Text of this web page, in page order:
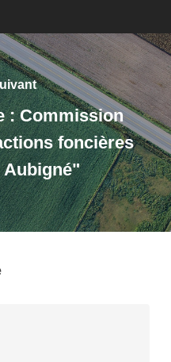
: Commission
foncières
Aubigné"